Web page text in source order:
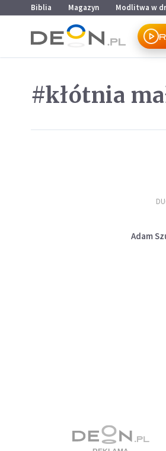
Przejdź do menu głównego
Przejdź do treści
Biblia Magazyn Modlitwa w
#kłótnia
Adam